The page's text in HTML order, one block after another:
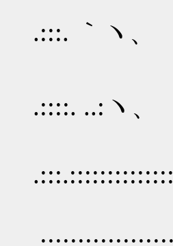
.:::. ｀ヽ、
.::::. ..:ヽ、